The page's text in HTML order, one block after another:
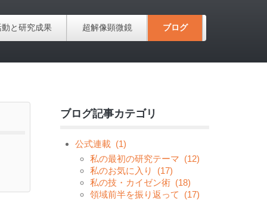
動と研究成果 超解像顕微鏡 ブログ
ブログ記事カテゴリ
公式連載 (1)
私の最初の研究テーマ (12)
私のお気に入り
(17)
私の技・カイゼン術 (18)
領域前半を振り返って
(17)